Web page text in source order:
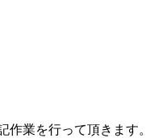
業を行って頂きます。